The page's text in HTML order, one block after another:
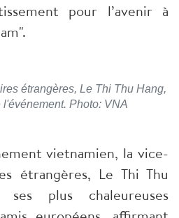
pour l’avenir à
étrangères, Le Thi Thu Hang,
Photo: VNA
vietnamien, la vice-
étrangères, Le Thi Thu
plus chaleureuses